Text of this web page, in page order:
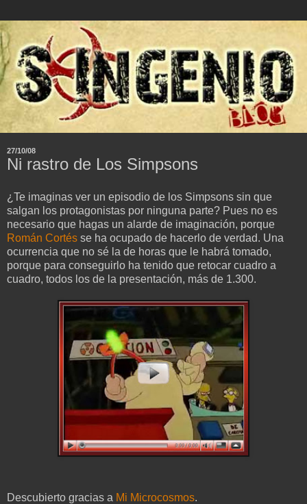
27/10/08
Ni rastro de Los Simpsons
¿Te imaginas ver un episodio de los Simpsons sin que
salgan los protagonistas por ninguna parte? Pues no es
necesario que hagas un alarde de imaginación, porque
Román Cortés se ha ocupado de hacerlo de verdad. Una
ocurrencia que no sé la de horas que le habrá tomado,
porque para conseguirlo ha tenido que retocar cuadro a
cuadro, todos los de la presentación, más de 1.300.
Descubierto gracias a Mi Microcosmos.